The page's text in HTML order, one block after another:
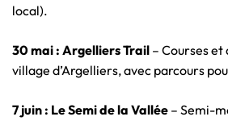
local).
30 mai : Argelliers Trail – Courses
village d’Argelliers, avec parcours
7 juin : Le Semi de la Vallée – Semi-